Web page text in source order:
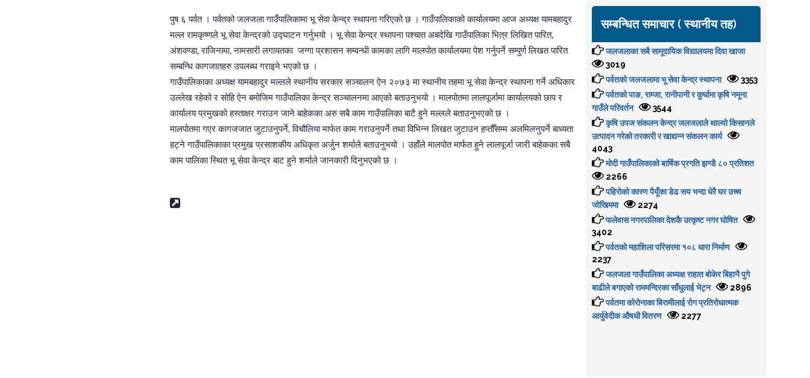
पुष ६ पर्वत । पर्वतको जलजला गाउँपालिकामा भू सेवा केन्द्र स्थापना गरिएको छ । गाउँपालिकाको कार्यालयमा आज अध्यक्ष यामबहादुर
मल्ल रामकृष्णले भू सेवा केन्द्रको उद्घाटन गर्नुभयो । भू सेवा केन्द्र स्थापना पश्चात अबदेखि गाउँपालिका भित्र लिखित पारित,
अंशवण्डा, राजिनामा, नामसारी लगायतका जग्गा प्रशासन सम्वन्धी कामका लागि मालपोत कार्यालयमा पेश गर्नुपर्ने सम्पुर्ण लिखत पारित
सम्बन्धि कागजातहरु उपलब्ध गराइने भएको छ ।
गाउँपालिकाका अध्यक्ष यामबहादुर मल्लले स्थानीय सरकार सञ्चालन ऐन २०७३ मा स्थानीय तहमा भू सेवा केन्द्र स्थापना गर्ने अधिकार
उल्लेख रहेको र सोहि ऐन बमोजिम गाउँपालिका केन्द्र सञ्चालनमा आएको बताउनुभयो । मालपोतमा लालपूर्जामा कार्यालयको छाप र
कार्यालय प्रमुखको हस्ताक्षर गराउन जाने बाहेकका अरु सबै काम गाउँपालिका बाटै हुने मल्लले बताउनुभएको छ ।
मालपोतमा गएर कागजजात जुटाउनुपर्ने, विचौलिया मार्फत काम गराउनुपर्ने तथा विभिन्न लिखत जुटाउन हप्तौँसम्म अलमिलनुपर्ने बाध्यता
हट्ने गाउँपालिकाका प्रमुख प्रसाशकीय अधिकृत अर्जुन शर्माले बताउनुभयो । उहाँले मालपोत मार्फत हुने लालपूर्जा जारी बाहेकका सबै
काम पालिका स्थित भू सेवा केन्द्र बाट हुने शर्माले जानकारी दिनुभएको छ ।
सम्बन्धित समाचार ( स्थानीय तह)
जलजलाका सबै सामूदायिक विद्यालयमा दिवा खाजा
3019
पर्वतको जलजलामा भू सेवा केन्द्र स्थापना
3353
पर्वतको पाङ, राम्जा, रानीपानी र कुर्घामा कृषि नमूना
गाउँले परिवर्तन
3544
कृषि उपज संकलन केन्द्र जलजलाले थाल्यो किसानले
उत्पादन गरेको तरकारी र खाद्यन्न संकलन कार्य
4043
मोदी गाउँपालिकाको बार्षिक प्रगति झण्डै ८० प्रतिशत
2266
पहिरोको कारण पैयूँका डेढ सय भन्दा धेरै घर उच्च
जोखिममा
2274
फलेवास नगरपालिका देशकै उत्कृष्ट नगर घोषित
3402
पर्वतको महाशिला परिसरमा १०८ धारा निर्माण
2237
जलजला गाउँपालिका अध्यक्ष राहात बोकेर बिहानै पुगे
बाढीले बगाएको राममन्दिरका साँधुलाई भेट्न
2896
पर्वतमा कोरोनाका बिरामीलाई रोग प्रतिरोधात्मक
आर्युवेदीक औषधी वितरण
2277